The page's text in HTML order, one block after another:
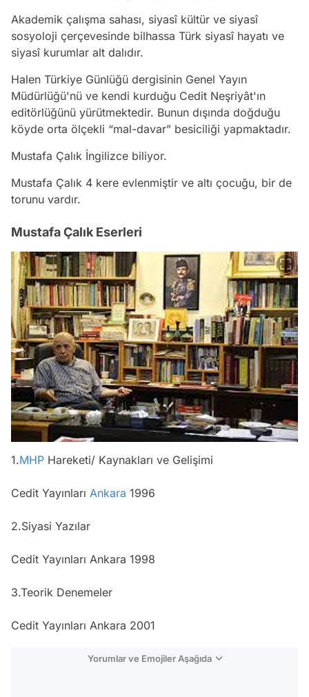
Akademik çalışma sahası, siyasî kültür ve siyasî
sosyoloji çerçevesinde bilhassa Türk siyasî hayatı ve
siyasî kurumlar alt dalıdır.
Halen Türkiye Günlüğü dergisinin Genel Yayın
Müdürlüğü'nü ve kendi kurduğu Cedit Neşriyât'ın
editörlüğünü yürütmektedir. Bunun dışında doğduğu
köyde orta ölçekli “mal-davar” besiciliği yapmaktadır.
Mustafa Çalık İngilizce biliyor.
Mustafa Çalık 4 kere evlenmiştir ve altı çocuğu, bir de
torunu vardır.
Mustafa Çalık Eserleri
1.MHP Hareketi/ Kaynakları ve Gelişimi
Cedit Yayınları Ankara 1996
2.Siyasi Yazılar
Cedit Yayınları Ankara 1998
3.Teorik Denemeler
Cedit Yayınları Ankara 2001
Yorumlar ve Emojiler Aşağıda